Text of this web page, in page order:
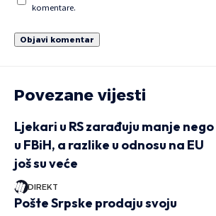
komentare.
Povezane vijesti
Ljekari u RS zarađuju manje nego
u FBiH, a razlike u odnosu na EU
još su veće
DIREKT
Pošte Srpske prodaju svoju